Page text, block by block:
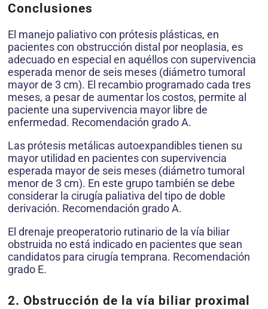
Conclusiones
El manejo paliativo con prótesis plásticas, en
pacientes con obstrucción distal por neoplasia, es
adecuado en especial en aquéllos con supervivencia
esperada menor de seis meses (diámetro tumoral
mayor de 3 cm). El recambio programado cada tres
meses, a pesar de aumentar los costos, permite al
paciente una supervivencia mayor libre de
enfermedad. Recomendación grado A.
Las prótesis metálicas autoexpandibles tienen su
mayor utilidad en pacientes con supervivencia
esperada mayor de seis meses (diámetro tumoral
menor de 3 cm). En este grupo también se debe
considerar la cirugía paliativa del tipo de doble
derivación. Recomendación grado A.
El drenaje preoperatorio rutinario de la vía biliar
obstruida no está indicado en pacientes que sean
candidatos para cirugía temprana. Recomendación
grado E.
2. Obstrucción de la vía biliar proximal